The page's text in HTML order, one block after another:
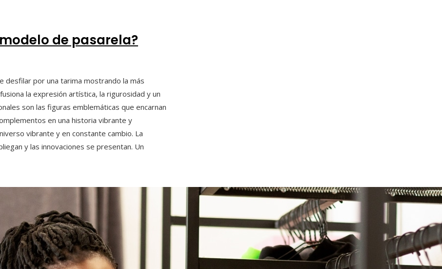
de pasarela?
desfilar por una tarima mostrando la más
la expresión artística, la rigurosidad y un
son las figuras emblemáticas que encarnan
en una historia vibrante y
vibrante y en constante cambio. La
y las innovaciones se presentan. Un